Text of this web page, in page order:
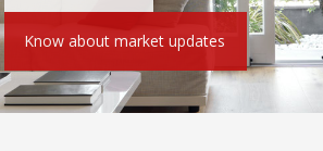
Know about market updates